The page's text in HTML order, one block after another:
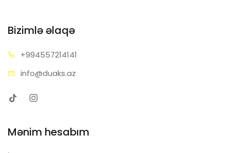
Bizimlə əlaqə
+994557214141
info@duaks.az
Mənim hesabım